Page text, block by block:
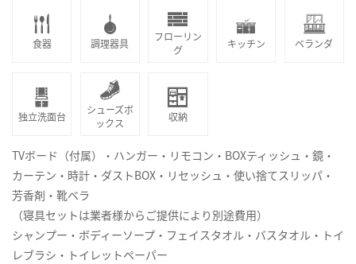
食器 調理器具
フローリン
グ
キッチン ベランダ
独立洗面台
シューズボ
ックス
収納
TVボード（付属）・ハンガー・リモコン・BOXティッシュ・鏡・
カーテン・時計・ダストBOX・リセッシュ・使い捨てスリッパ・
芳香剤・靴ベラ
（寝具セットは業者様からご提供により別途費用）
シャンプー・ボディーソープ・フェイスタオル・バスタオル・トイ
レブラシ・トイレットペーパー